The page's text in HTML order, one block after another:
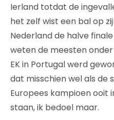
Ierland totdat de
het zelf wist een bal op
Nederland de halve
weten de meesten
EK in Portugal werd
dat misschien wel als de
Europees kampioen ooit
staan, ik bedoel maar.